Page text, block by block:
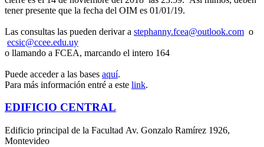
tener presente que la fecha del OIM es 01/01/19.
Las consultas las pueden derivar a stephanny.fcea@outlook.com o
ecsic@ccee.edu.uy
o llamando a FCEA, marcando el intero 164
Puede acceder a las bases aquí.
Para más información entré a este link.
EDIFICIO CENTRAL
Edificio principal de la Facultad Av. Gonzalo Ramírez 1926,
Montevideo